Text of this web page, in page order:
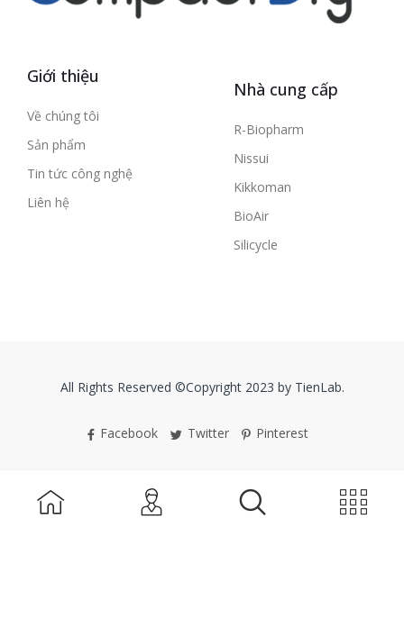
Giới thiệu
Về chúng tôi
Sản phẩm
Tin tức công nghệ
Liên hệ
Nhà cung cấp
R-Biopharm
Nissui
Kikkoman
BioAir
Silicycle
All Rights Reserved ©Copyright 2023 by TienLab.
Facebook Twitter Pinterest